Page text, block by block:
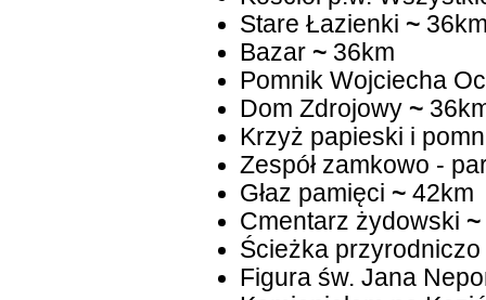
Stare Łazienki ~
Bazar ~36km
Pomnik Wojciecha
Dom Zdrojowy ~
Krzyż papieski i
Zespół zamkowo -
Głaz pamięci ~42km
Cmentarz żydowski ~
Ścieżka
Figura św. Jana